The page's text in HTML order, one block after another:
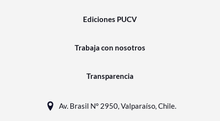
Ediciones PUCV
Trabaja con nosotros
Transparencia
Av. Brasil N° 2950, Valparaíso, Chile.